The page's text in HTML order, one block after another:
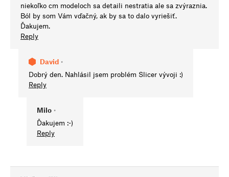
niekoľko cm modeloch sa detaili nestratia ale sa zvýraznia.
Ból by som Vám vďačný, ak by sa to dalo vyriešiť.
Ďakujem.
Reply
David •
Dobrý den. Nahlásil jsem problém Slicer vývoji :)
Reply
Milo •
Ďakujem :-)
Reply